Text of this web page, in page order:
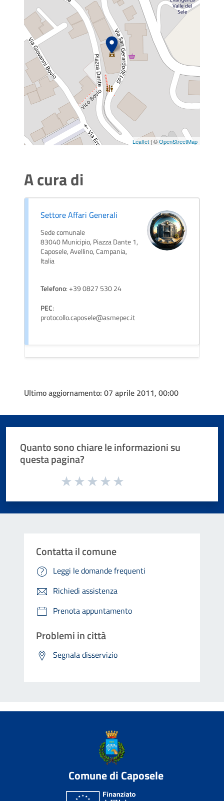
Leaflet | ©OpenStreetMap
A cura di
Settore Affari Generali
Sede comunale
83040 Municipio, Piazza Dante 1,
Caposele, Avellino, Campania,
Italia
Telefono: +39 0827 530 24
PEC:
protocollo.caposele@asmepec.it
Ultimo aggiornamento: 07 aprile 2011, 00:00
Quanto sono chiare le informazioni su
questa pagina?
Valuta da 1 a 5 stelle la pagina
Contatta il comune
Leggi le domande frequenti
Richiedi assistenza
Prenota appuntamento
Problemi in città
Segnala disservizio
Comune di Caposele